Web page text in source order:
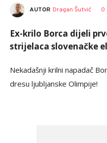
AUTOR Dragan Šutvić 0
Ex-krilo Borca dijeli
strijelaca slovenačke
Nekadašnji krilni napadač
dresu ljubljanske Olimpije!